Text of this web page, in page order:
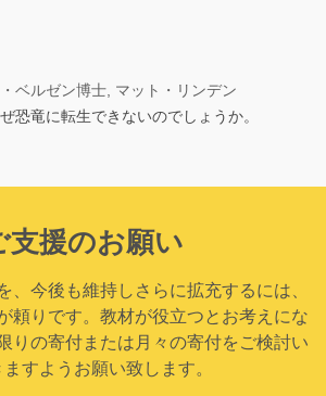
ベルゼン博士, マット・リンデン
恐竜に転生できないのでしょうか。
支援のお願い
、今後も維持しさらに拡充するには、
頼りです。教材が役立つとお考えにな
りの寄付または月々の寄付をご検討い
すようお願い致します。